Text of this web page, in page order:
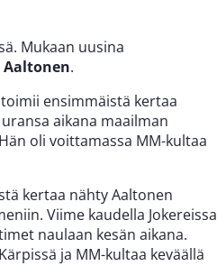
Mukaan uusina
.
ensimmäistä kertaa
aikana maailman
oli voittamassa MM-kultaa
kertaa nähty Aaltonen
Viime kaudella Jokereissa
naulaan kesän aikana.
ja MM-kultaa keväällä